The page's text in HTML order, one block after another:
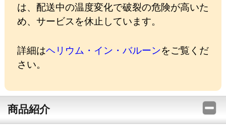
は、配送中の温度変化で破裂の危険が高いた
め、サービスを休止しています。
詳細はヘリウム・イン・バルーンをご覧くだ
さい。
商品紹介